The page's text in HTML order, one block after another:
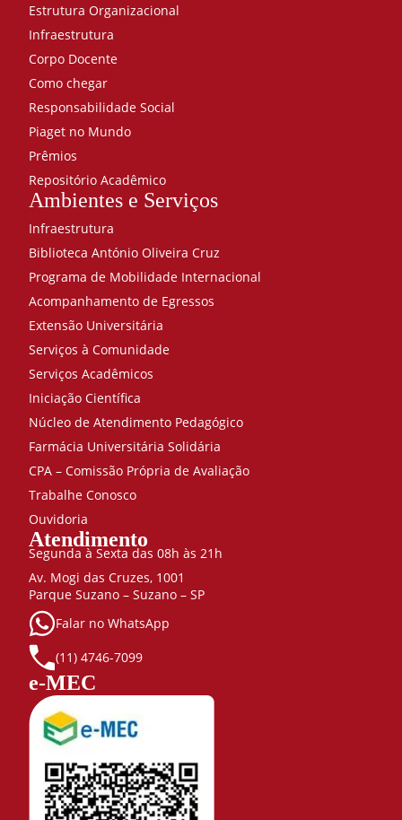
Estrutura Organizacional
Infraestrutura
Corpo Docente
Como chegar
Responsabilidade Social
Piaget no Mundo
Prêmios
Repositório Acadêmico
Ambientes e Serviços
Infraestrutura
Biblioteca António Oliveira Cruz
Programa de Mobilidade Internacional
Acompanhamento de Egressos
Extensão Universitária
Serviços à Comunidade
Serviços Acadêmicos
Iniciação Científica
Núcleo de Atendimento Pedagógico
Farmácia Universitária Solidária
CPA – Comissão Própria de Avaliação
Trabalhe Conosco
Ouvidoria
Atendimento
Segunda à Sexta das 08h às 21h
Av. Mogi das Cruzes, 1001
Parque Suzano – Suzano – SP
Falar no WhatsApp
(11) 4746-7099
e-MEC